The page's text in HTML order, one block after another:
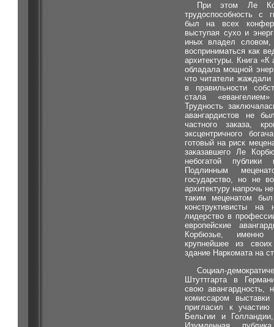
При этом Ле
трудоспособность с
был на всех
выступая сухо и
иных владел словом,
восприниматься как
архитектуры. Книга «К
обладала мощной
что читатели
в правильности
стала
Трудность
авангардистов не
частного заказа,
эксцентричного
готовый на риск
заказавшего Ле
небогатой
Подлинным
государство, но не
архитектуру напрочь
таким меценатом
конструктивисты на
лидерство в
европейские
Корбюзье,
крупнейшее из
здание Наркомата на
Социал-
Штуттгарта в
свою
комиссаром
пригласил к
Бельгии и